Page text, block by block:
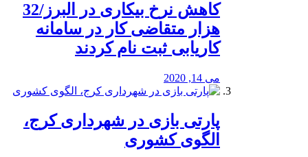
کاهش نرخ بیکاری در البرز/32
هزار متقاضی کار در سامانه
کاریابی ثبت نام کردند
می 14, 2020
پارتی بازی در شهرداری کرج،
الگوی کشوری